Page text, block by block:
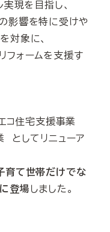
現を目指し、
影響を特に受けや
対象に、
フォームを支援す
コ住宅支援事業
してリニューア
育て世帯だけでな
登場 しました。